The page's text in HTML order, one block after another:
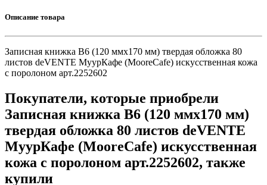
Описание товара
Записная книжка B6 (120 ммx170 мм) твердая обложка 80
листов deVENTE МуурКафе (MooreCafe) искусственная кожа
с поролоном арт.2252602
Покупатели, которые приобрели
Записная книжка B6 (120 ммx170 мм)
твердая обложка 80 листов deVENTE
МуурКафе (MooreCafe) искусственная
кожа с поролоном арт.2252602, также
купили